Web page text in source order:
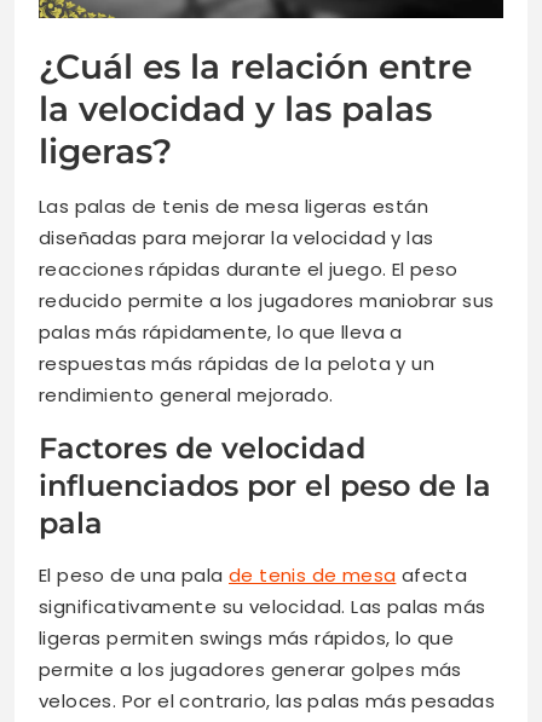
¿Cuál es la relación entre
la velocidad y las palas
ligeras?
Las palas de tenis de mesa ligeras están
diseñadas para mejorar la velocidad y las
reacciones rápidas durante el juego. El peso
reducido permite a los jugadores maniobrar sus
palas más rápidamente, lo que lleva a
respuestas más rápidas de la pelota y un
rendimiento general mejorado.
Factores de velocidad
influenciados por el peso de la
pala
El peso de una pala de tenis de mesa afecta
significativamente su velocidad. Las palas más
ligeras permiten swings más rápidos, lo que
permite a los jugadores generar golpes más
veloces. Por el contrario, las palas más pesadas